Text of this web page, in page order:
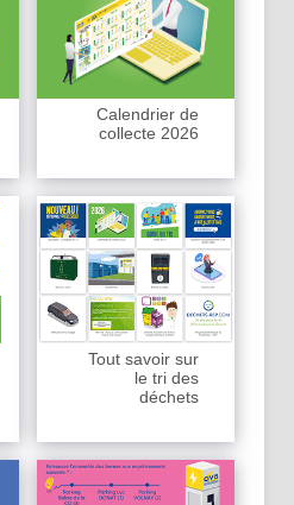
Calendrier de
collecte 2026
Tout savoir sur
le tri des
déchets